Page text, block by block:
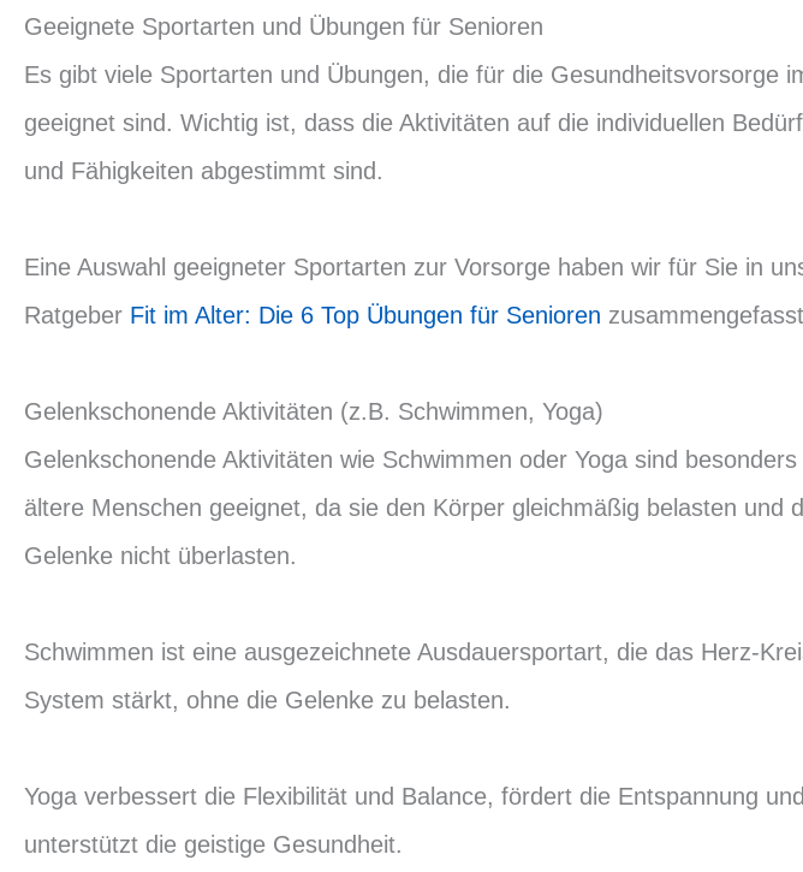
Geeignete Sportarten und Übungen für Senioren
Es gibt viele Sportarten und Übungen, die für die Gesundheitsvorsorge
geeignet sind. Wichtig ist, dass die Aktivitäten auf die individuellen
und Fähigkeiten abgestimmt sind.
Eine Auswahl geeigneter Sportarten zur Vorsorge haben wir für Sie in
Ratgeber Fit im Alter: Die 6 Top Übungen für Senioren
Gelenkschonende Aktivitäten (z.B. Schwimmen, Yoga)
Gelenkschonende Aktivitäten wie Schwimmen oder Yoga sind
ältere Menschen geeignet, da sie den Körper gleichmäßig belasten und
Gelenke nicht überlasten.
Schwimmen ist eine ausgezeichnete Ausdauersportart, die das Herz-
System stärkt, ohne die Gelenke zu belasten.
Yoga verbessert die Flexibilität und Balance, fördert die Entspannung und
unterstützt die geistige Gesundheit.